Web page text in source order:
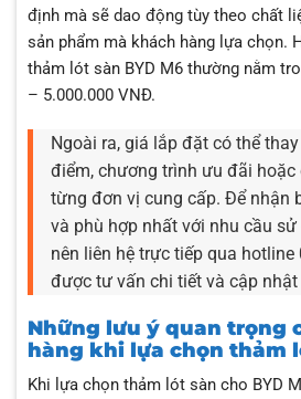
định mà sẽ dao động tùy theo chất
sản phẩm mà khách hàng lựa chọn.
thảm lót sàn BYD M6 thường nằm
– 5.000.000 VNĐ.
Ngoài ra, giá lắp đặt có thể
điểm, chương trình ưu đãi hoặc
từng đơn vị cung cấp. Để nhận
và phù hợp nhất với nhu cầu
nên liên hệ trực tiếp qua
được tư vấn chi tiết và cập
Những lưu ý quan trọng
hàng khi lựa chọn thảm
Khi lựa chọn thảm lót sàn cho BYD